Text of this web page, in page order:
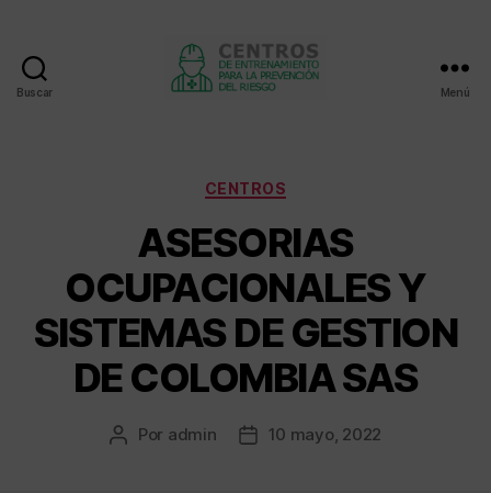
Buscar Menú
Categorías
CENTROS
ASESORIAS
OCUPACIONALES Y
SISTEMAS DE GESTION
DE COLOMBIA SAS
Autor
Por admin
Fecha10 mayo, 2022